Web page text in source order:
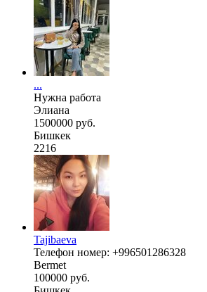
...
Нужна работа
Элиана
1500000 руб.
Бишкек
2216
Tajibaeva
Телефон номер: +996501286328
Bermet
100000 руб.